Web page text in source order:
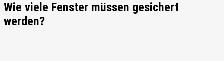
Wie viele Fenster müssen gesichert
werden?